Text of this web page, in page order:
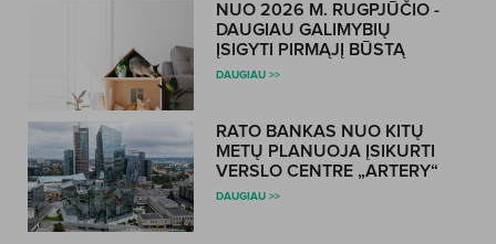
NUO 2026 M. RUGPJŪČIO -
DAUGIAU GALIMYBIŲ
ĮSIGYTI PIRMĄJĮ BŪSTĄ
DAUGIAU >>
RATO BANKAS NUO KITŲ
METŲ PLANUOJA ĮSIKURTI
VERSLO CENTRE „ARTERY“
DAUGIAU >>